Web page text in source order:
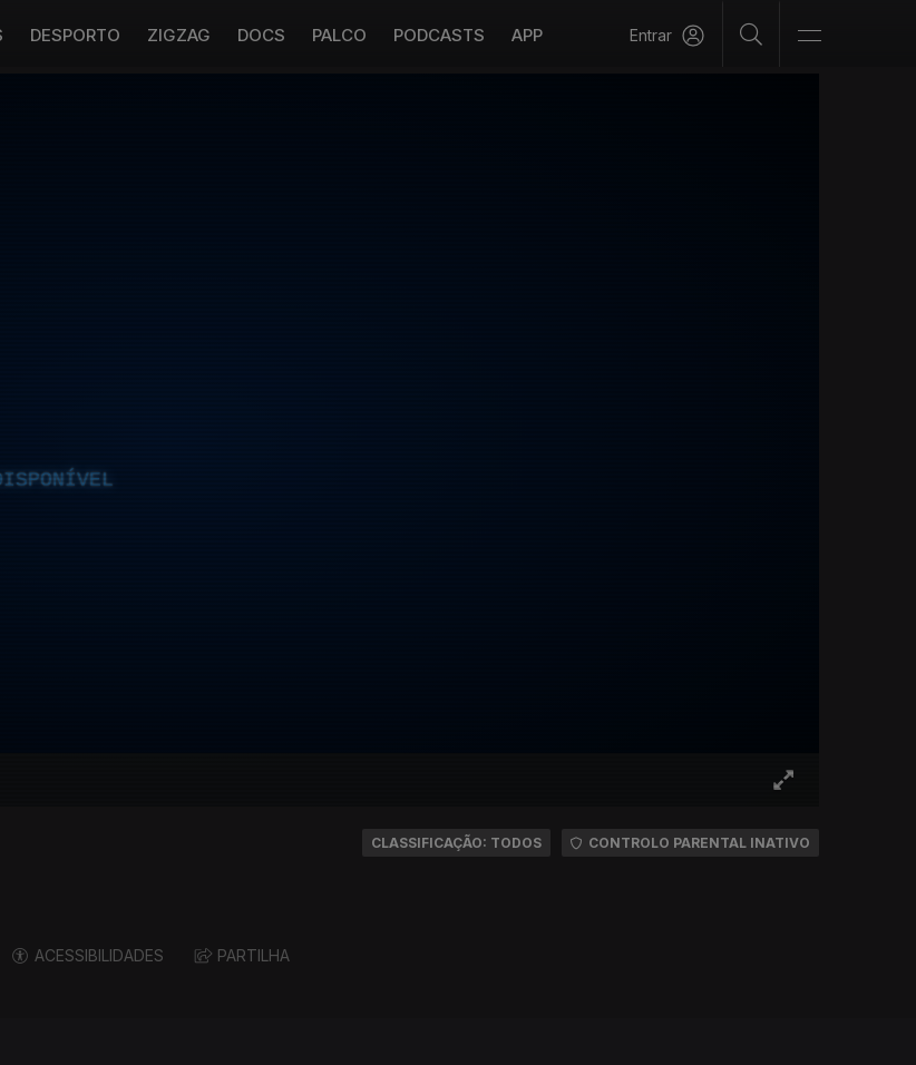
DESPORTO ZIGZAG DOCS PALCO PODCASTS APP Entrar
CLASSIFICAÇÃO: TODOS CONTROLO PARENTAL INATIVO
ACESSIBILIDADES PARTILHA